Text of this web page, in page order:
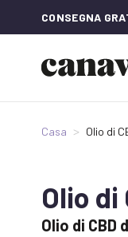
CONSEGNA
Casa Olio di
Olio di
Olio di CBD